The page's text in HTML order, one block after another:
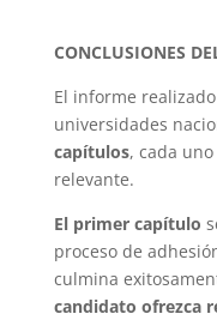
CONCLUSIONES
El informe
universidades
capítulos, cada
relevante.
El primer capítulo
proceso de
culmina
candidato ofrezca